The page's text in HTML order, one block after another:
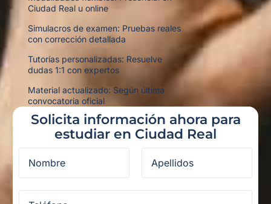
Ciudad Real u online
Simulacros de examen: Pruebas reales
con corrección detallada
Tutorías personalizadas: Resuelve
dudas 1:1 con expertos
Material actualizado: Según última
convocatoria oficial
Solicita información ahora para
estudiar en Ciudad Real